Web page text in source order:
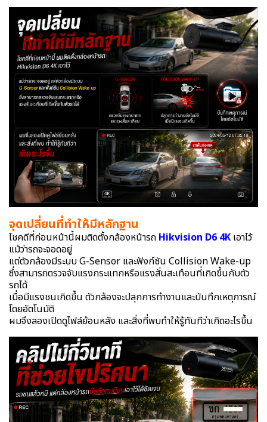
จุดเปลี่ยนที่ทำให้มีหลักฐาน
โชคดีที่ก่อนหน้านี้ผมติดตั้งกล้องหน้ารถ Hikvision D6 4K เอาไว้
แม้ว่ารถจะจอดอยู่
แต่ตัวกล้องมีระบบ G-Sensor และฟังก์ชัน Collision Wake-up
ซึ่งสามารถตรวจจับแรงกระแทกหรือแรงสั่นสะเทือนที่เกิดขึ้นกับตัว
รถได้
เมื่อมีแรงชนเกิดขึ้น ตัวกล้องจะปลุกการทำงานและบันทึกเหตุการณ์
โดยอัตโนมัติ
ผมจึงลองเปิดดูไฟล์ย้อนหลัง และสิ่งที่พบทำให้รู้ทันทีว่าเกิดอะไรขึ้น